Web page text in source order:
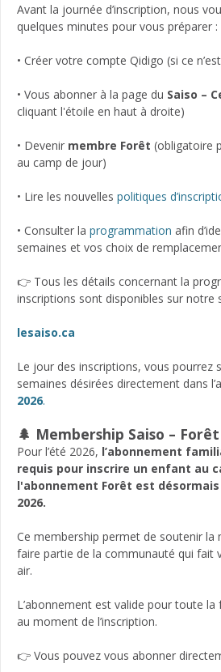
Avant la journée d’inscription, nous
quelques minutes pour vous préparer :
• Créer votre compte Qidigo (si ce
• Vous abonner à la page du Saiso –
cliquant l'étoile en haut à droite)
• Devenir membre Forêt (obligatoire
au camp de jour)
• Lire les nouvelles politiques
• Consulter la programmation afin
semaines et vos choix de
👉 Tous les détails concernant la
inscriptions sont disponibles sur notre
lesaiso.ca
Le jour des inscriptions, vous pourrez
semaines désirées directement dans
2026.
🌲 Membership Saiso – Forêt
Pour l’été 2026, l’abonnement
requis pour inscrire un enfant au
l'abonnement Forêt est
2026.
Ce membership permet de soutenir la
faire partie de la communauté qui fait
air.
L’abonnement est valide pour toute
au moment de l’inscription.
👉 Vous pouvez vous abonner